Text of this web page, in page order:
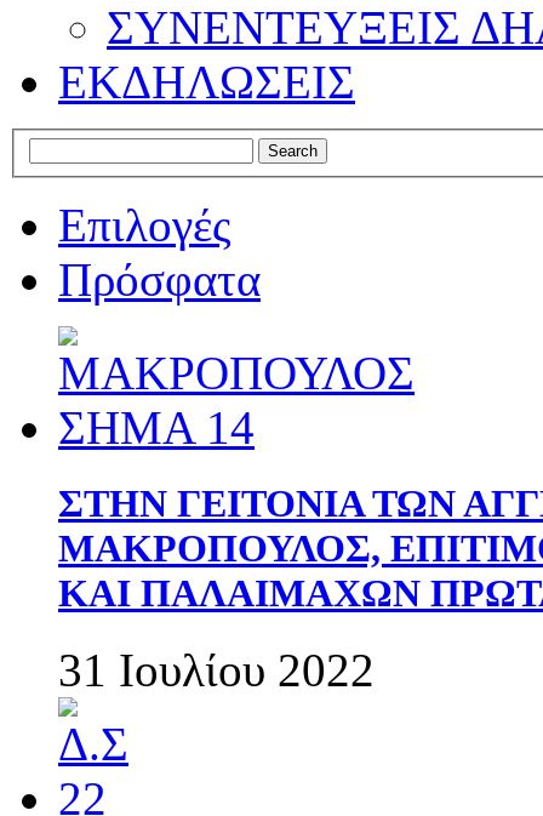
ΣΥΝΕΝΤΕΥΞΕΙΣ
ΕΚΔΗΛΩΣΕΙΣ
Επιλογές
Πρόσφατα
ΣΤΗΝ ΓΕΙΤΟΝΙΑ ΤΩΝ
ΜΑΚΡΟΠΟΥΛΟΣ,
ΚΑΙ ΠΑΛΑΙΜΑΧΩΝ
31 Ιουλίου 2022